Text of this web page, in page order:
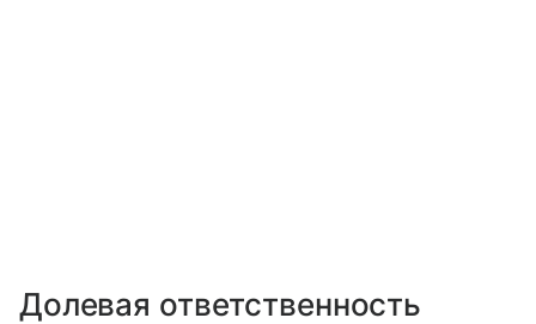
Долевая ответственность